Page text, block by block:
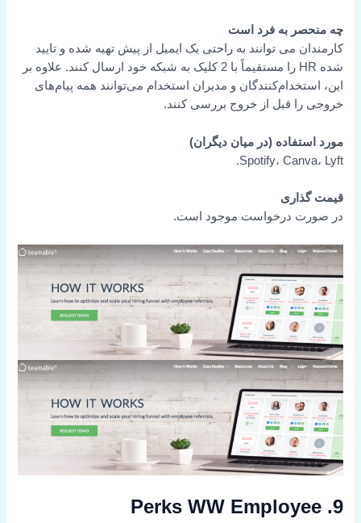
چه منحصر به فرد است
کارمندان می توانند به راحتی یک ایمیل از پیش تهیه شده و تایید
شده HR را مستقیماً با 2 کلیک به شبکه خود ارسال کنند. علاوه بر
این، استخدام‌کنندگان و مدیران استخدام می‌توانند همه پیام‌های
خروجی را قبل از خروج بررسی کنند.
مورد استفاده (در میان دیگران)
Spotify، Canva، Lyft.
قیمت گذاری
در صورت درخواست موجود است.
9. Perks WW Employee